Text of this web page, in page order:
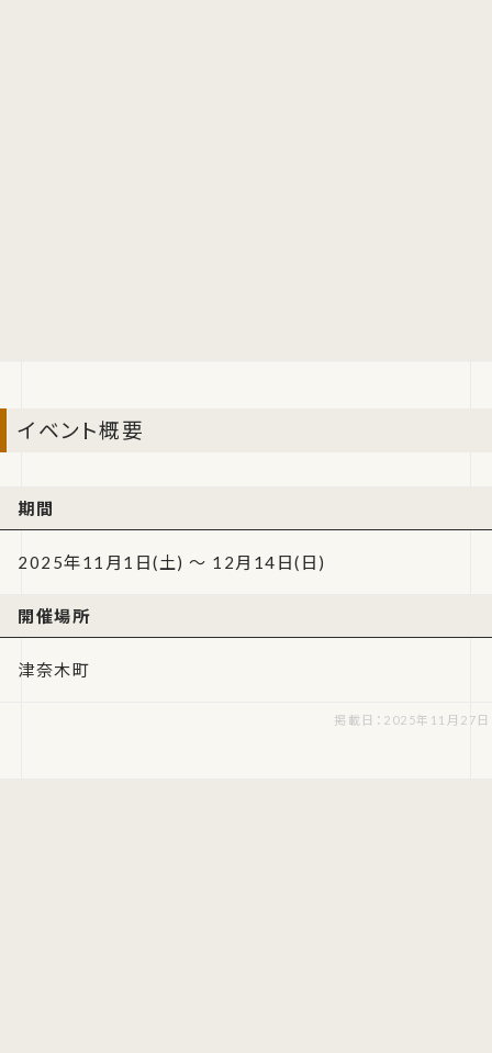
イベント概要
期間
2025年11月1日(土) ～ 12月14日(日)
開催場所
津奈木町
掲載日：2025年11月27日